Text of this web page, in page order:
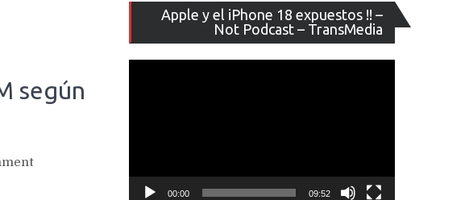
según
on
Apple y el iPhone 18 expuestos !! –
Not Podcast – TransMedia
de
vídeo
00:00 09:52